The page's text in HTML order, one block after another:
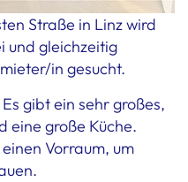
Straße in Linz wird
und gleichzeitig
in gesucht.
gibt ein sehr großes,
eine große Küche.
Vorraum, um